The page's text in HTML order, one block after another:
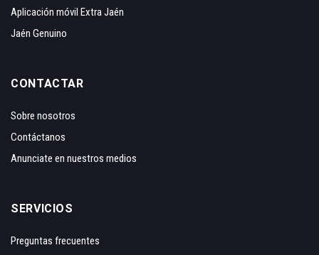
Aplicación móvil Extra Jaén
Jaén Genuino
CONTACTAR
Sobre nosotros
Contáctanos
Anunciate en nuestros medios
SERVICIOS
Preguntas frecuentes